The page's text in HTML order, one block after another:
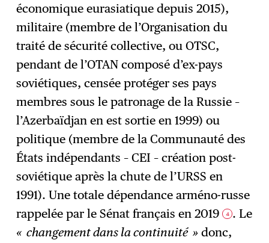
économique eurasiatique depuis 2015),
militaire (membre de l’Organisation du
traité de sécurité collective, ou OTSC,
pendant de l’OTAN composé d’ex-pays
soviétiques, censée protéger ses pays
membres sous le patronage de la Russie –
l’Azerbaïdjan en est sortie en 1999) ou
politique (membre de la Communauté des
États indépendants – CEI – création post-
soviétique après la chute de l’URSS en
1991). Une totale dépendance arméno-russe
rappelée par le Sénat français en 2019 4 . Le
« changement dans la continuité » donc,